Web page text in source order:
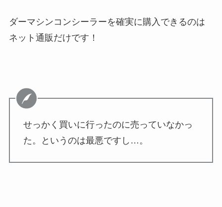
ダーマシンコンシーラーを確実に購入できるのは
ネット通販だけです！
せっかく買いに行ったのに売っていなかっ
た。というのは最悪ですし…。